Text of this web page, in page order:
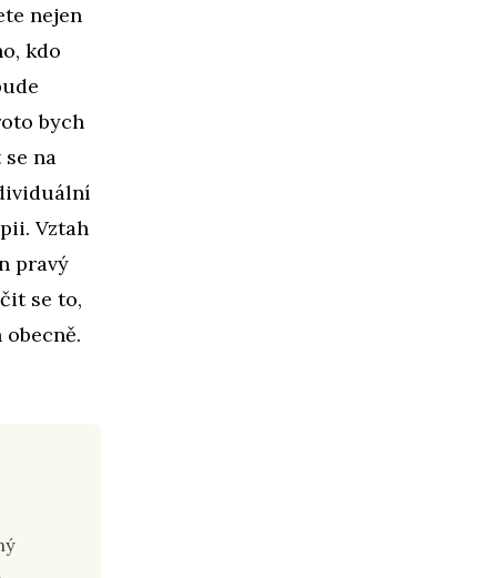
nejen
kdo
bych
na
Vztah
pravý
se to,